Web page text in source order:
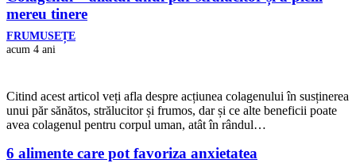
mereu tinere
FRUMUSEȚE
acum 4 ani
Citind acest articol veți afla despre acțiunea colagenului în susținerea
unui păr sănătos, strălucitor și frumos, dar și ce alte beneficii poate
avea colagenul pentru corpul uman, atât în rândul…
6 alimente care pot favoriza anxietatea